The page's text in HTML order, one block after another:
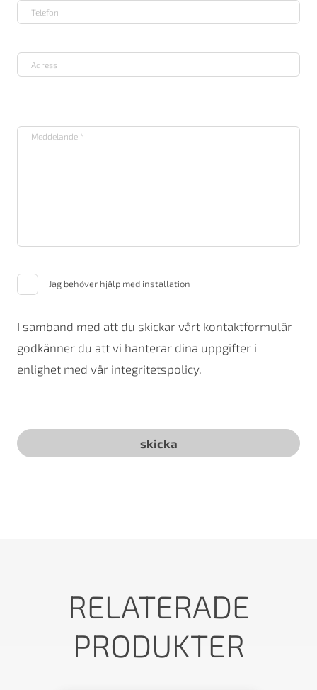
Jag behöver hjälp med installation
I samband med att du skickar vårt kontaktformulär
godkänner du att vi hanterar dina uppgifter i
enlighet med vår integritetspolicy.
RELATERADE
PRODUKTER